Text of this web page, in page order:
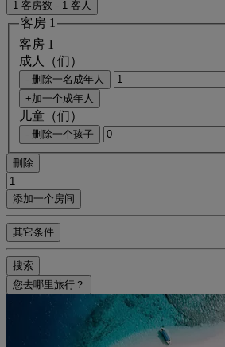
1 客房数 - 1 客人
客房 1
客房 1
成人（们）
- 删除一名成年人
+加一个成年人
儿童（们）
- 删除一个孩子
刪除
添加一个房间
其它条件
搜索
您去哪里旅行？